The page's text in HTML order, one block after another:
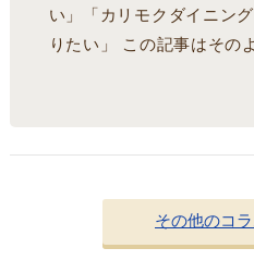
い」「カリモクダイニン
りたい」 この記事はその
その他のコ